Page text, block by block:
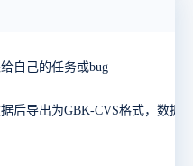
自己的任务或bug